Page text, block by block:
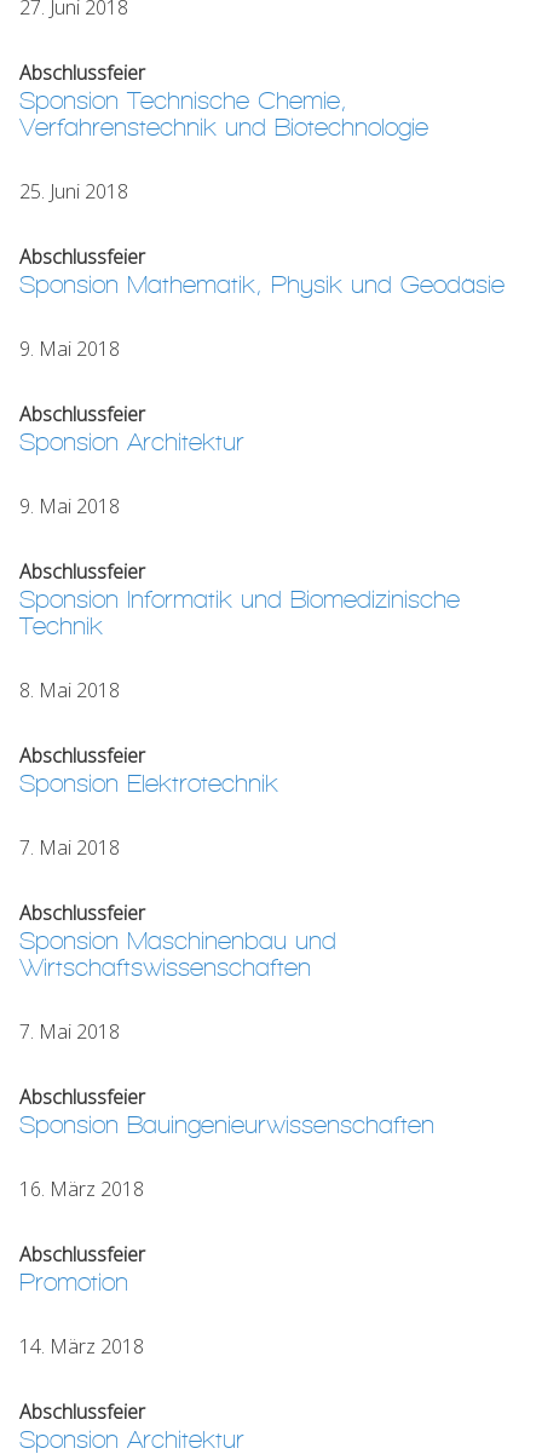
27. Juni 2018
Abschlussfeier
Sponsion Technische Chemie,
Verfahrenstechnik und Biotechnologie
25. Juni 2018
Abschlussfeier
Sponsion Mathematik, Physik und Geodäsie
9. Mai 2018
Abschlussfeier
Sponsion Architektur
9. Mai 2018
Abschlussfeier
Sponsion Informatik und Biomedizinische
Technik
8. Mai 2018
Abschlussfeier
Sponsion Elektrotechnik
7. Mai 2018
Abschlussfeier
Sponsion Maschinenbau und
Wirtschaftswissenschaften
7. Mai 2018
Abschlussfeier
Sponsion Bauingenieurwissenschaften
16. März 2018
Abschlussfeier
Promotion
14. März 2018
Abschlussfeier
Sponsion Architektur